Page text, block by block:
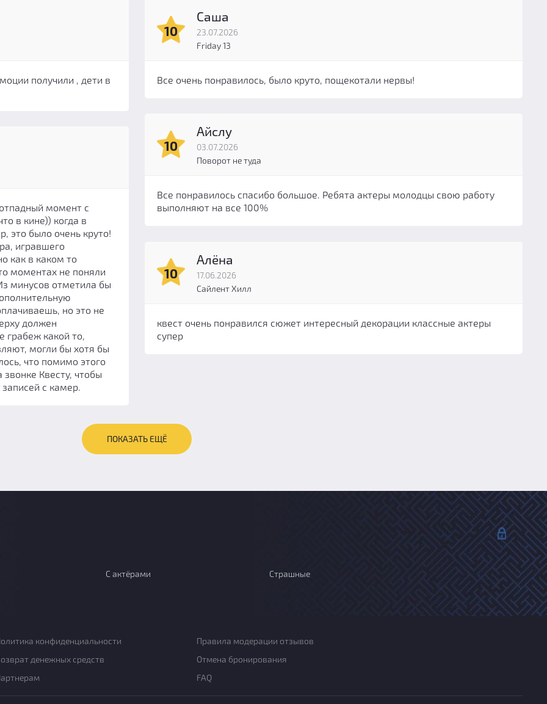
получили , дети в
10
Саша
23.07.2026
Friday 13
Все очень понравилось, было круто, пощекотали нервы!
10
Айслу
03.07.2026
Поворот не туда
Все понравилось спасибо большое. Ребята актеры молодцы свою работу
выполняют на все 100%
момент с
в кине)) когда в
это было очень круто!
игравшего
как в каком то
моментах не поняли
минусов отметила бы
но это не
должен
грабеж какой то,
могли бы хотя бы
что помимо этого
Квесту, чтобы
с камер.
10
Алёна
17.06.2026
Сайлент Хилл
квест очень понравился сюжет интересный декорации классные актеры
супер
ПОКАЗАТЬ ЕЩЁ
С актёрами Страшные
конфиденциальности
Правила модерации отзывов
денежных средств
Отмена бронирования
FAQ